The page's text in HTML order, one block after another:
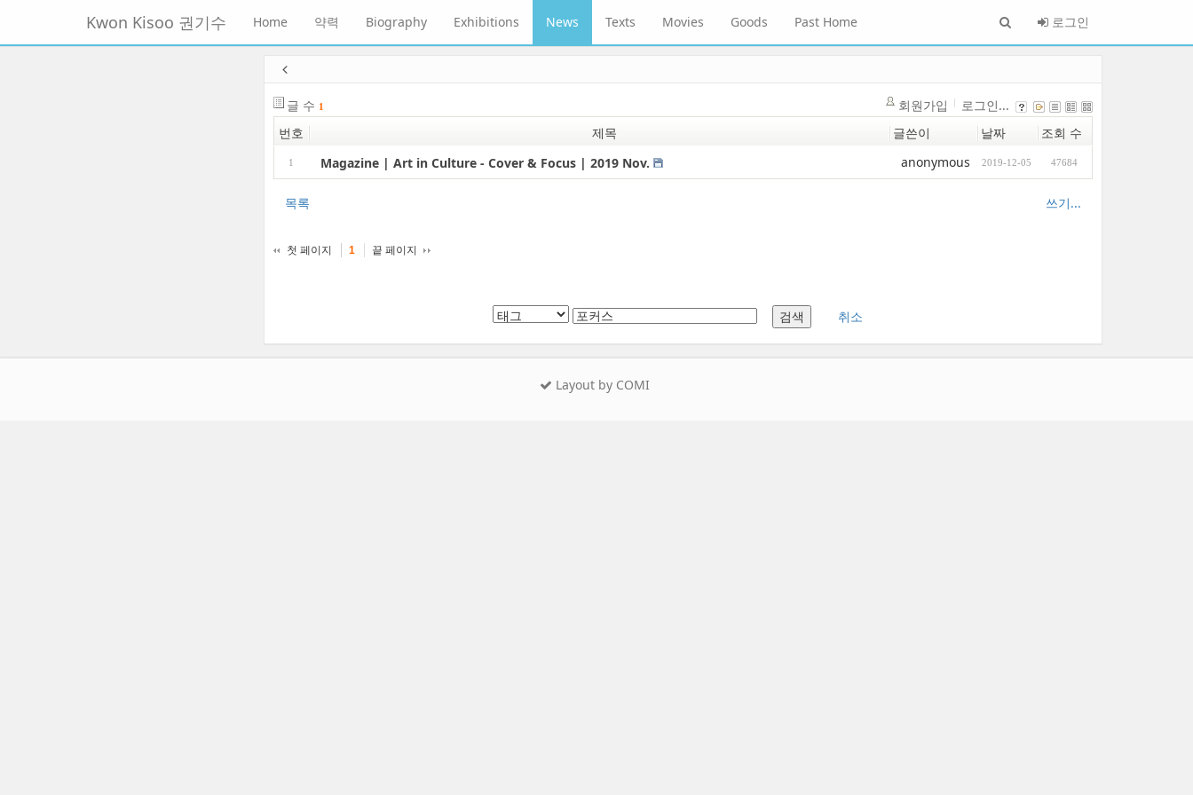
뉴
토
Kwon Kisoo 권기수 Home 약력 Biography Exhibitions News Texts Movies Goods Past Home 로그인
글 수 1 회원가입
로그인...
번호
제목 글쓴이 날짜 조회 수
1 Magazine | Art in Culture - Cover & Focus | 2019 Nov. anonymous 2019-12-05 47684
쓰기...
목록
첫 페이지 1 끝 페이지
취소
Layout by COMI